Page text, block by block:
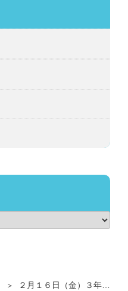
２月１６日（金）３年生消防署見学